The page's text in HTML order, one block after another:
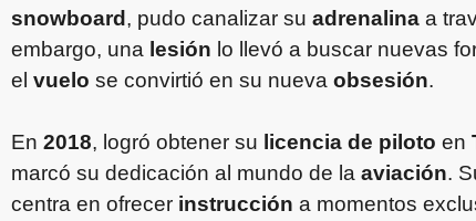
snowboard, pudo canalizar su adrenalina a
embargo, una lesión lo llevó a buscar nuevas
el vuelo se convirtió en su nueva obsesión.
En 2018, logró obtener su licencia de piloto en
marcó su dedicación al mundo de la aviación.
centra en ofrecer instrucción a momentos